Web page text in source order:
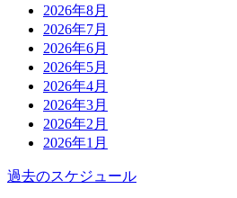
2026年8月
2026年7月
2026年6月
2026年5月
2026年4月
2026年3月
2026年2月
2026年1月
過去のスケジュール